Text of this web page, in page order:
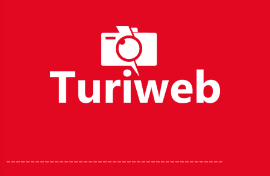
_____________________________________________